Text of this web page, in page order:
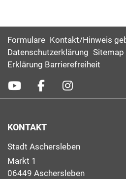
Formulare Kontakt/Hinweis
Datenschutzerklärung Sitemap
Erklärung Barrierefreiheit
KONTAKT
Stadt Aschersleben
Markt 1
06449 Aschersleben